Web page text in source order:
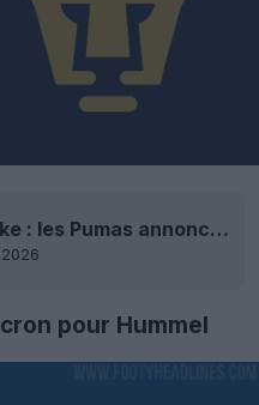
Fini Nike : les Pumas annoncent un accord avec Puma pour leurs maillots
pour Hummel